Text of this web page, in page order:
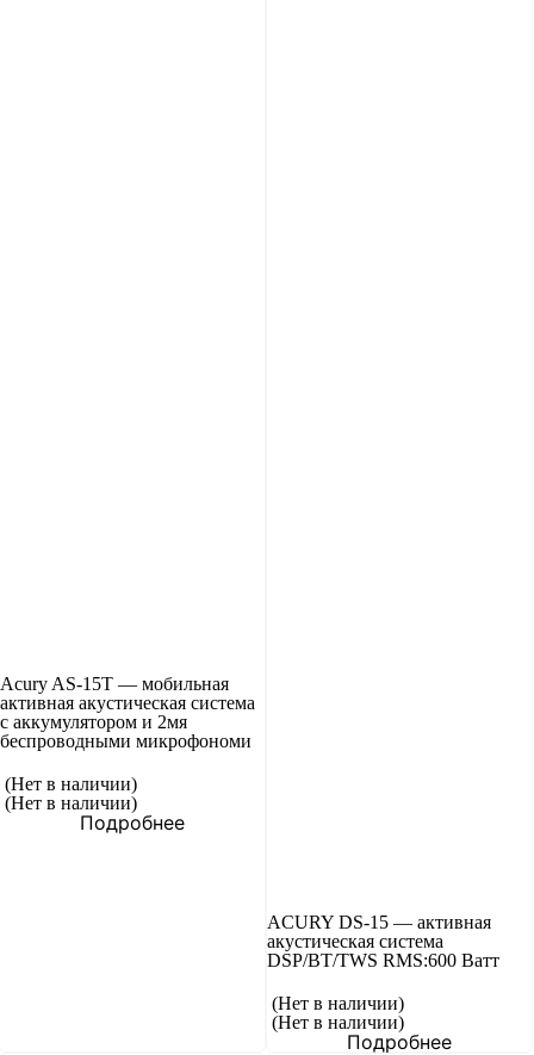
Acury AS-15T — мобильная
активная акустическая система
с аккумулятором и 2мя
беспроводными микрофономи
(Нет в наличии)
(Нет в наличии)
Подробнее
ACURY DS-15 — активная
акустическая система
DSP/BT/TWS RMS:600 Ватт
(Нет в наличии)
(Нет в наличии)
Подробнее